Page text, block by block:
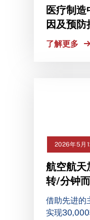
医疗制
因及预防
了解更多
2026年5月
航空航
转/分钟
借助先进的
实现